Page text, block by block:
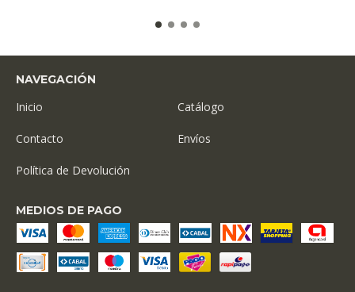
NAVEGACIÓN
Inicio Catálogo
Contacto Envíos
Política de Devolución
MEDIOS DE PAGO